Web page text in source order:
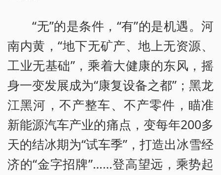
“无”的是条件，“有”的是机遇。河
南内黄，“地下无矿产、地上无资源、
工业无基础”，乘着大健康的东风，摇
身一变发展成为“康复设备之都”；黑龙
江黑河，不产整车、不产零件，瞄准
新能源汽车产业的痛点，变每年200多
天的结冰期为“试车季”，打造出冰雪经
济的“金字招牌”……登高望远，乘势起